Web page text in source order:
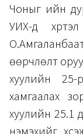
Чоныг ийн
УИХ-д
өөрчлөлт
хуулийн
хамгаалах
хуулийн 25.1